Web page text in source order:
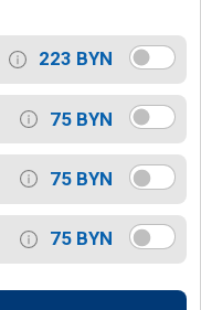
223 BYN
75 BYN
75 BYN
75 BYN